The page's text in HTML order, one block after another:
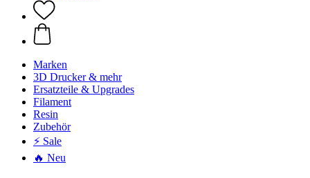
Marken
3D Drucker & mehr
Ersatzteile & Upgrades
Filament
Resin
Zubehör
⚡ Sale
🔥 Neu